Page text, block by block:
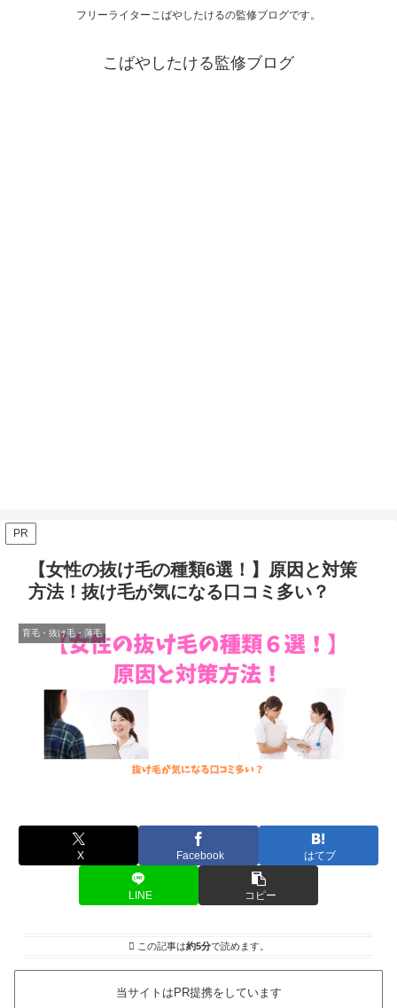
フリーライターこばやしたけるの監修ブログです。
こばやしたける監修ブログ
PR
【女性の抜け毛の種類6選！】原因と対策
方法！抜け毛が気になる口コミ多い？
育毛・抜け毛・薄毛
X Facebook はてブ
LINE コピー
この記事は約5分で読めます。
当サイトはPR提携をしています